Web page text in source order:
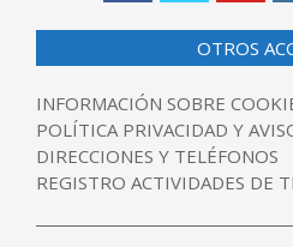
OTROS
INFORMACIÓN SOBRE
POLÍTICA PRIVACIDAD Y
DIRECCIONES Y TELÉFONOS
REGISTRO ACTIVIDADES DE